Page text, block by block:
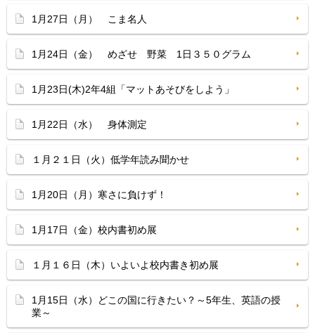
1月27日（月） こま名人
1月24日（金） めざせ 野菜 1日３５０グラム
1月23日(木)2年4組「マットあそびをしよう」
1月22日（水） 身体測定
１月２１日（火）低学年読み聞かせ
1月20日（月）寒さに負けず！
1月17日（金）校内書初め展
１月１６日（木）いよいよ校内書き初め展
1月15日（水）どこの国に行きたい？～5年生、英語の授
業～